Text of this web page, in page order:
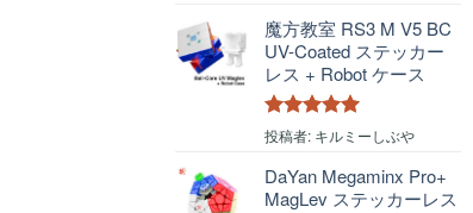
魔方教室 RS3 M V5 BC
UV-Coated ステッカー
レス + Robot ケース
5段階中5の
投稿者: キルミーしぶや
DaYan Megaminx Pro+
MagLev ステッカーレス